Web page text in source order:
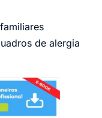
de alergia